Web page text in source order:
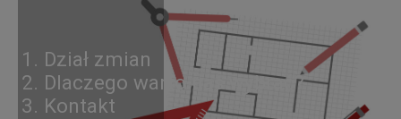
1. Dział zmian
2. Dlaczego warto nas wybrać?
3. Kontakt